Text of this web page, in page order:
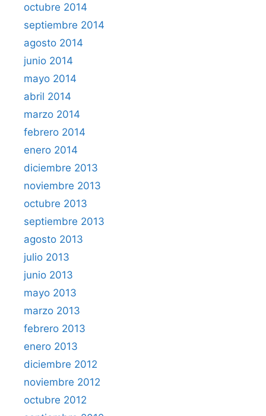
octubre 2014
septiembre 2014
agosto 2014
junio 2014
mayo 2014
abril 2014
marzo 2014
febrero 2014
enero 2014
diciembre 2013
noviembre 2013
octubre 2013
septiembre 2013
agosto 2013
julio 2013
junio 2013
mayo 2013
marzo 2013
febrero 2013
enero 2013
diciembre 2012
noviembre 2012
octubre 2012